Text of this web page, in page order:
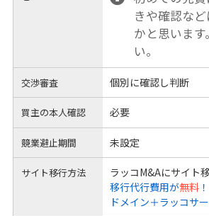
きや確認な
かと思いま
い。
交渉審査 個別に確認し判断
買主の本人確認 必要
競業避止期間 未設定
サイト移行方法
ラッコM&Aにサイト
移行代行費用が無料
ドメイン＋ラッコサ